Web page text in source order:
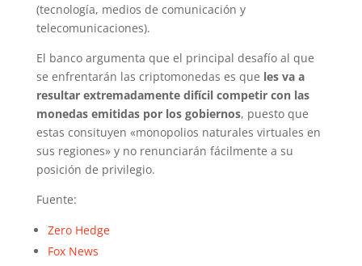
(tecnología, medios de comunicación y
telecomunicaciones).
El banco argumenta que el principal desafío al que
se enfrentarán las criptomonedas es que les va a
resultar extremadamente difícil competir con las
monedas emitidas por los gobiernos, puesto que
estas consituyen «monopolios naturales virtuales en
sus regiones» y no renunciarán fácilmente a su
posición de privilegio.
Fuente:
Zero Hedge
Fox News